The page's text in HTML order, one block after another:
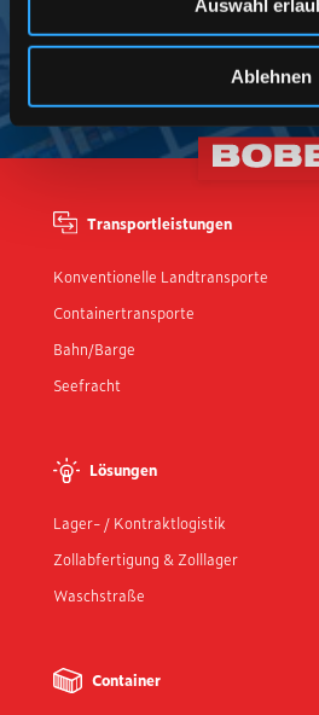
zu können und die Zugriffe auf
analysieren. Außerdem geben wir
Verwendung unserer Website an
soziale Medien, Werbung und
Partner führen diese
weiteren Daten zusammen, die
gesammelt haben.
Auswahl
Ablehnen
Transportleistungen
Konventionelle Landtransporte
Containertransporte
Bahn/Barge
Seefracht
Lösungen
Lager- / Kontraktlogistik
Zollabfertigung & Zolllager
Waschstraße
Container